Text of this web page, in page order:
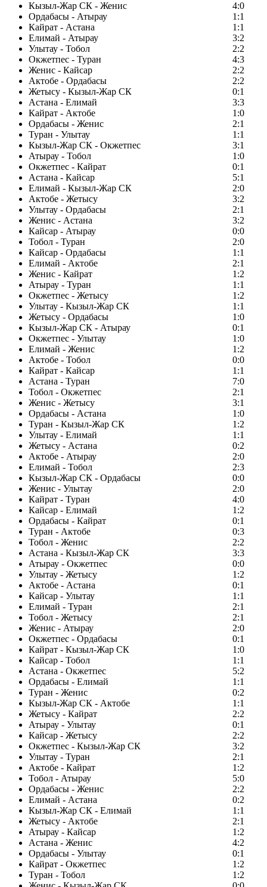
Кызыл-Жар СК - Женис
4:0
Ордабасы - Атырау
1:1
Кайрат - Астана
1:1
Елимай - Атырау
3:2
Улытау - Тобол
2:2
Окжетпес - Туран
4:3
Женис - Кайсар
2:2
Актобе - Ордабасы
2:2
Жетысу - Кызыл-Жар СК
0:1
Астана - Елимай
3:3
Кайрат - Актобе
1:0
Ордабасы - Женис
2:1
Туран - Улытау
1:1
Кызыл-Жар СК - Окжетпес
3:1
Атырау - Тобол
1:0
Окжетпес - Кайрат
0:1
Астана - Кайсар
5:1
Елимай - Кызыл-Жар СК
2:0
Актобе - Жетысу
3:2
Улытау - Ордабасы
2:1
Женис - Астана
3:2
Кайсар - Атырау
0:0
Тобол - Туран
2:0
Кайсар - Ордабасы
1:1
Елимай - Актобе
2:1
Женис - Кайрат
1:2
Атырау - Туран
1:1
Окжетпес - Жетысу
1:2
Улытау - Кызыл-Жар СК
1:1
Жетысу - Ордабасы
1:0
Кызыл-Жар СК - Атырау
0:1
Окжетпес - Улытау
1:0
Елимай - Женис
1:2
Актобе - Тобол
0:0
Кайрат - Кайсар
1:1
Астана - Туран
7:0
Тобол - Окжетпес
2:1
Женис - Жетысу
3:1
Ордабасы - Астана
1:0
Туран - Кызыл-Жар СК
1:2
Улытау - Елимай
1:1
Жетысу - Астана
0:2
Актобе - Атырау
2:0
Елимай - Тобол
2:3
Кызыл-Жар СК - Ордабасы
0:0
Женис - Улытау
2:0
Кайрат - Туран
4:0
Кайсар - Елимай
1:2
Ордабасы - Кайрат
0:1
Туран - Актобе
0:3
Тобол - Женис
2:2
Астана - Кызыл-Жар СК
3:3
Атырау - Окжетпес
0:0
Улытау - Жетысу
1:2
Актобе - Астана
0:1
Кайсар - Улытау
1:1
Елимай - Туран
2:1
Тобол - Жетысу
2:1
Женис - Атырау
2:0
Окжетпес - Ордабасы
0:1
Кайрат - Кызыл-Жар СК
1:0
Кайсар - Тобол
1:1
Астана - Окжетпес
5:2
Ордабасы - Елимай
1:1
Туран - Женис
0:2
Кызыл-Жар СК - Актобе
1:1
Жетысу - Кайрат
2:2
Атырау - Улытау
0:1
Кайсар - Жетысу
2:2
Окжетпес - Кызыл-Жар СК
3:2
Улытау - Туран
2:1
Актобе - Кайрат
1:2
Тобол - Атырау
5:0
Ордабасы - Женис
2:2
Елимай - Астана
0:2
Кызыл-Жар СК - Елимай
1:1
Жетысу - Актобе
2:1
Атырау - Кайсар
1:2
Астана - Женис
4:2
Ордабасы - Улытау
0:1
Кайрат - Окжетпес
1:2
Туран - Тобол
1:2